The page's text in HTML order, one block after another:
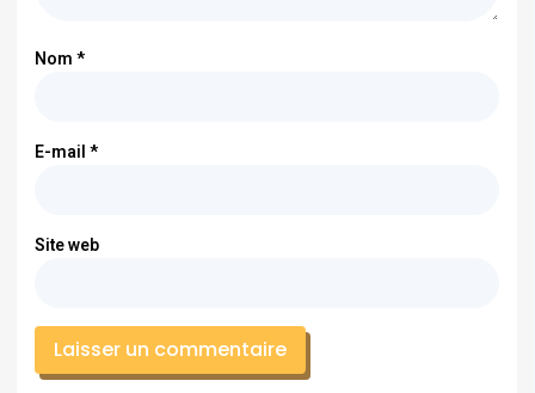
Nom*
E-mail*
Site web